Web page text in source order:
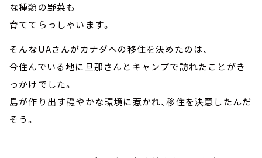
な種類の野菜も
育ててらっしゃいます。
そんなUAさんがカナダへの移住を決めたのは、
今住んでいる地に旦那さんとキャンプで訪れたことがき
っかけでした。
島が作り出す穏やかな環境に惹かれ、移住を決意したんだ
そう。